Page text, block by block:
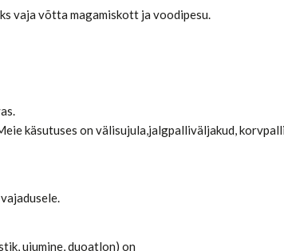
vaja võtta magamiskott ja voodipesu.
käsutuses on välisujula,jalgpalliväljakud,
ujumine, duoatlon) on